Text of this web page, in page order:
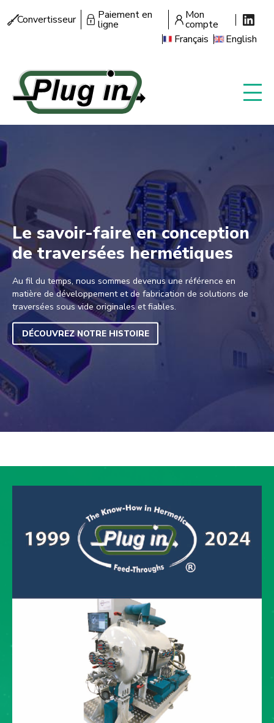
auMenu
Convertisseur Paiement en
ligne
Mon
compte
Français
English
Le savoir-faire en conception
de traversées hermétiques
Au fil du temps, nous sommes devenus une référence en
matière de développement et de fabrication de solutions de
traversées sous vide originales et fiables.
DÉCOUVREZ NOTRE HISTOIRE